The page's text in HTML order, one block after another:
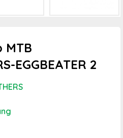
MTB
EGGBEATER 2